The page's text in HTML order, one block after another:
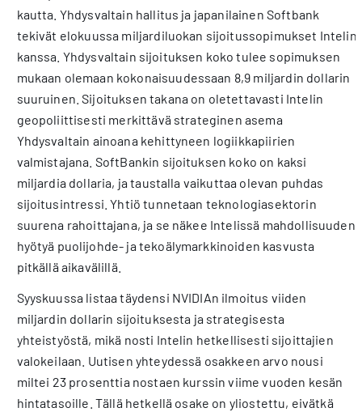
kautta. Yhdysvaltain hallitus ja japanilainen Softbank
tekivät elokuussa miljardiluokan sijoitussopimukset Intelin
kanssa. Yhdysvaltain sijoituksen koko tulee sopimuksen
mukaan olemaan kokonaisuudessaan 8,9 miljardin dollarin
suuruinen. Sijoituksen takana on oletettavasti Intelin
geopoliittisesti merkittävä strateginen asema
Yhdysvaltain ainoana kehittyneen logiikkapiirien
valmistajana. SoftBankin sijoituksen koko on kaksi
miljardia dollaria, ja taustalla vaikuttaa olevan puhdas
sijoitusintressi. Yhtiö tunnetaan teknologiasektorin
suurena rahoittajana, ja se näkee Intelissä mahdollisuuden
hyötyä puolijohde- ja tekoälymarkkinoiden kasvusta
pitkällä aikavälillä.
Syyskuussa listaa täydensi NVIDIAn ilmoitus viiden
miljardin dollarin sijoituksesta ja strategisesta
yhteistyöstä, mikä nosti Intelin hetkellisesti sijoittajien
valokeilaan. Uutisen yhteydessä osakkeen arvo nousi
miltei 23 prosenttia nostaen kurssin viime vuoden kesän
hintatasoille. Tällä hetkellä osake on yliostettu, eivätkä